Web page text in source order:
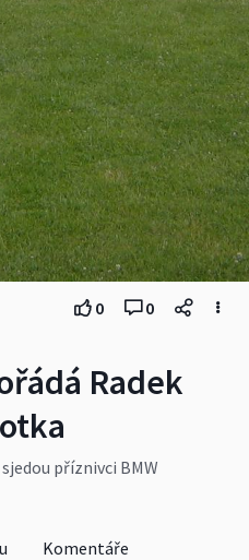
Radek
příznivci BMW
0 0
Komentáře